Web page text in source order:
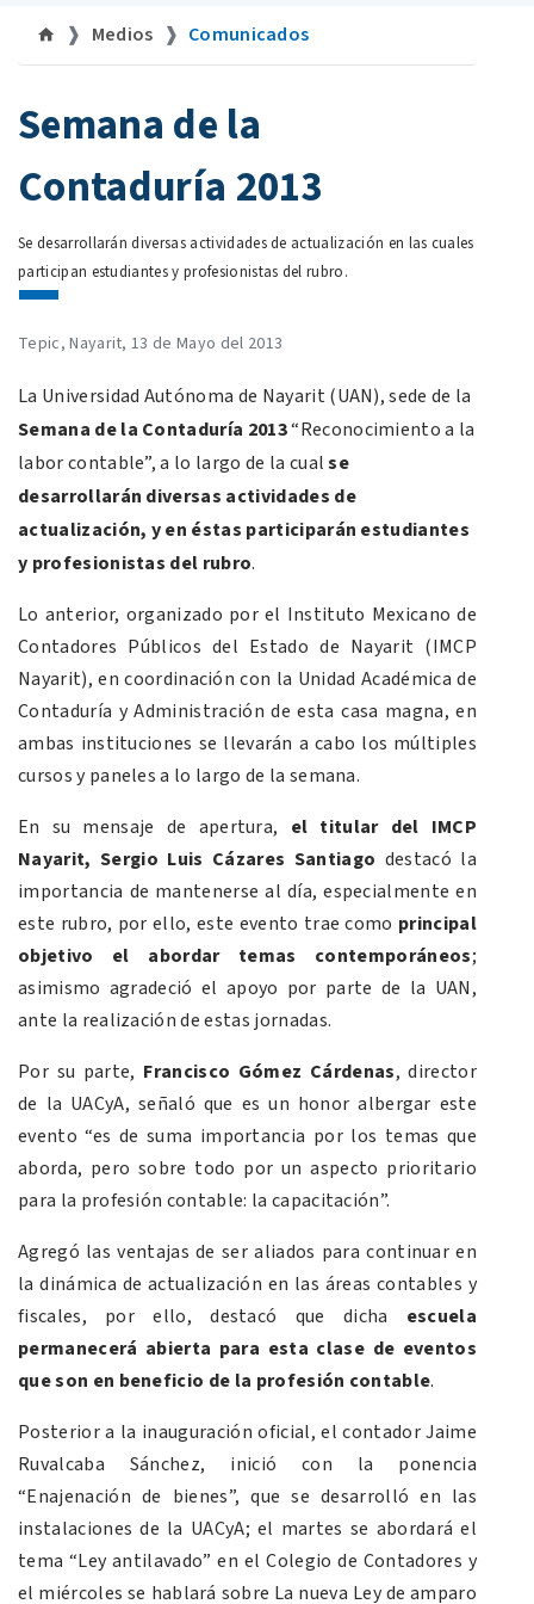
Medios Comunicados
Semana de la
Contaduría 2013
Se desarrollarán diversas actividades de actualización en las cuales
participan estudiantes y profesionistas del rubro.
Tepic, Nayarit, 13 de Mayo del 2013
La Universidad Autónoma de Nayarit (UAN), sede de la
Semana de la Contaduría 2013“Reconocimiento a la
labor contable”, a lo largo de la cualse
desarrollarán diversas actividades de
actualización, y en éstas participarán estudiantes
y profesionistas del rubro.
Lo anterior, organizado por el Instituto Mexicano de
Contadores Públicos del Estado de Nayarit (IMCP
Nayarit), en coordinación con la Unidad Académica de
Contaduría y Administración de esta casa magna, en
ambas instituciones se llevarán a cabo los múltiples
cursos y paneles a lo largo de la semana.
En su mensaje de apertura, el titular del IMCP
Nayarit, Sergio Luis Cázares Santiago destacó la
importancia de mantenerse al día, especialmente en
este rubro, por ello, este evento trae como principal
objetivo el abordar temas contemporáneos;
asimismo agradeció el apoyo por parte de la UAN,
ante la realización de estas jornadas.
Por su parte, Francisco Gómez Cárdenas, director
de la UACyA, señaló que es un honor albergar este
evento “es de suma importancia por los temas que
aborda, pero sobre todo por un aspecto prioritario
para la profesión contable: la capacitación”.
Agregó las ventajas de ser aliados para continuar en
la dinámica de actualización en las áreas contables y
fiscales, por ello, destacó que dicha escuela
permanecerá abierta para esta clase de eventos
que son en beneficio de la profesión contable.
Posterior a la inauguración oficial, el contador Jaime
Ruvalcaba Sánchez, inició con la ponencia
“Enajenación de bienes”, que se desarrolló en las
instalaciones de la UACyA; el martes se abordará el
tema “Ley antilavado” en el Colegio de Contadores y
el miércoles se hablará sobre La nueva Ley de amparo